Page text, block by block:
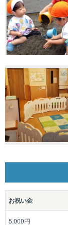
お祝い金
5,000円